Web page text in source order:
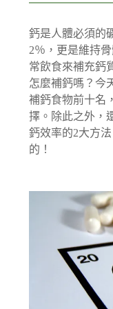
鈣是人體必須的
2％，更是維持
常飲食來補充鈣
怎麼補鈣嗎？今
補鈣食物前十名
擇。除此之外，
鈣效率的2大方
的！